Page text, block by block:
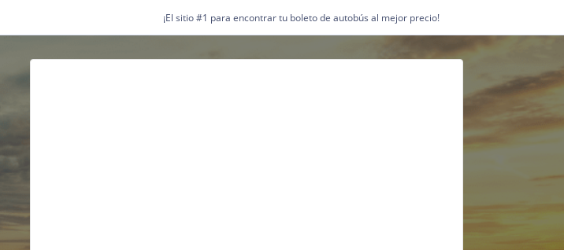
¡El sitio #1 para encontrar tu boleto de autobús al mejor precio!